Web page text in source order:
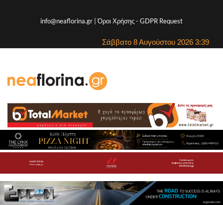
info@neaflorina.gr |Όροι Χρήσης- GDPR Request
Σάββατο 8 Αυγούστου 2026 3:39